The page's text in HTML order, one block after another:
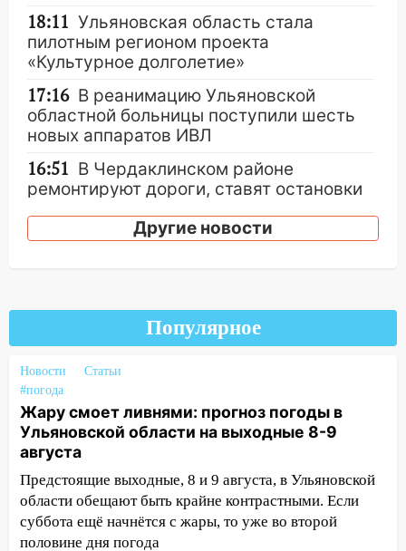
18:11 Ульяновская область стала
пилотным регионом проекта
«Культурное долголетие»
17:16 В реанимацию Ульяновской
областной больницы поступили шесть
новых аппаратов ИВЛ
16:51 В Чердаклинском районе
ремонтируют дороги, ставят остановки
16:35 В Ульяновске установили ещё
16:26 В Ульяновске бесплатно покажут
матч «Волги» под открытым небом
16:12
В Ульяновском госуниверситете
разработают отечественный прибор для
цифровой ПЦР
15:47 Ульяновцы могут вернуть деньги
за абонементы закрывшегося фитнес-
клуба «Рекорд-Fitness»
15:34 После вмешательства
прокуратуры в селах Ульяновской
Другие новости
Популярное
Новости
Статьи
#погода
Жару смоет ливнями: прогноз погоды в
Ульяновской области на выходные 8-9
августа
Предстоящие выходные, 8 и 9 августа, в Ульяновской
области обещают быть крайне контрастными. Если
суббота ещё начнётся с жары, то уже во второй
половине дня погода